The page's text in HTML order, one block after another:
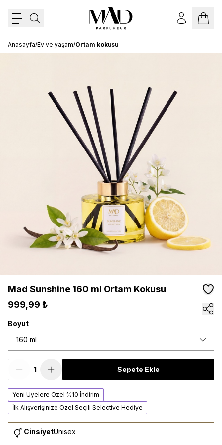
Anasayfa/Ev ve yaşam/Ortam kokusu
Mad Sunshine 160 ml Ortam Kokusu
999,99 ₺
Boyut
160 ml
Sepete Ekle
Yeni Üyelere Özel %10 İndirim
İlk Alışverişinize Özel Seçili Selective Hediye
CinsiyetUnisex